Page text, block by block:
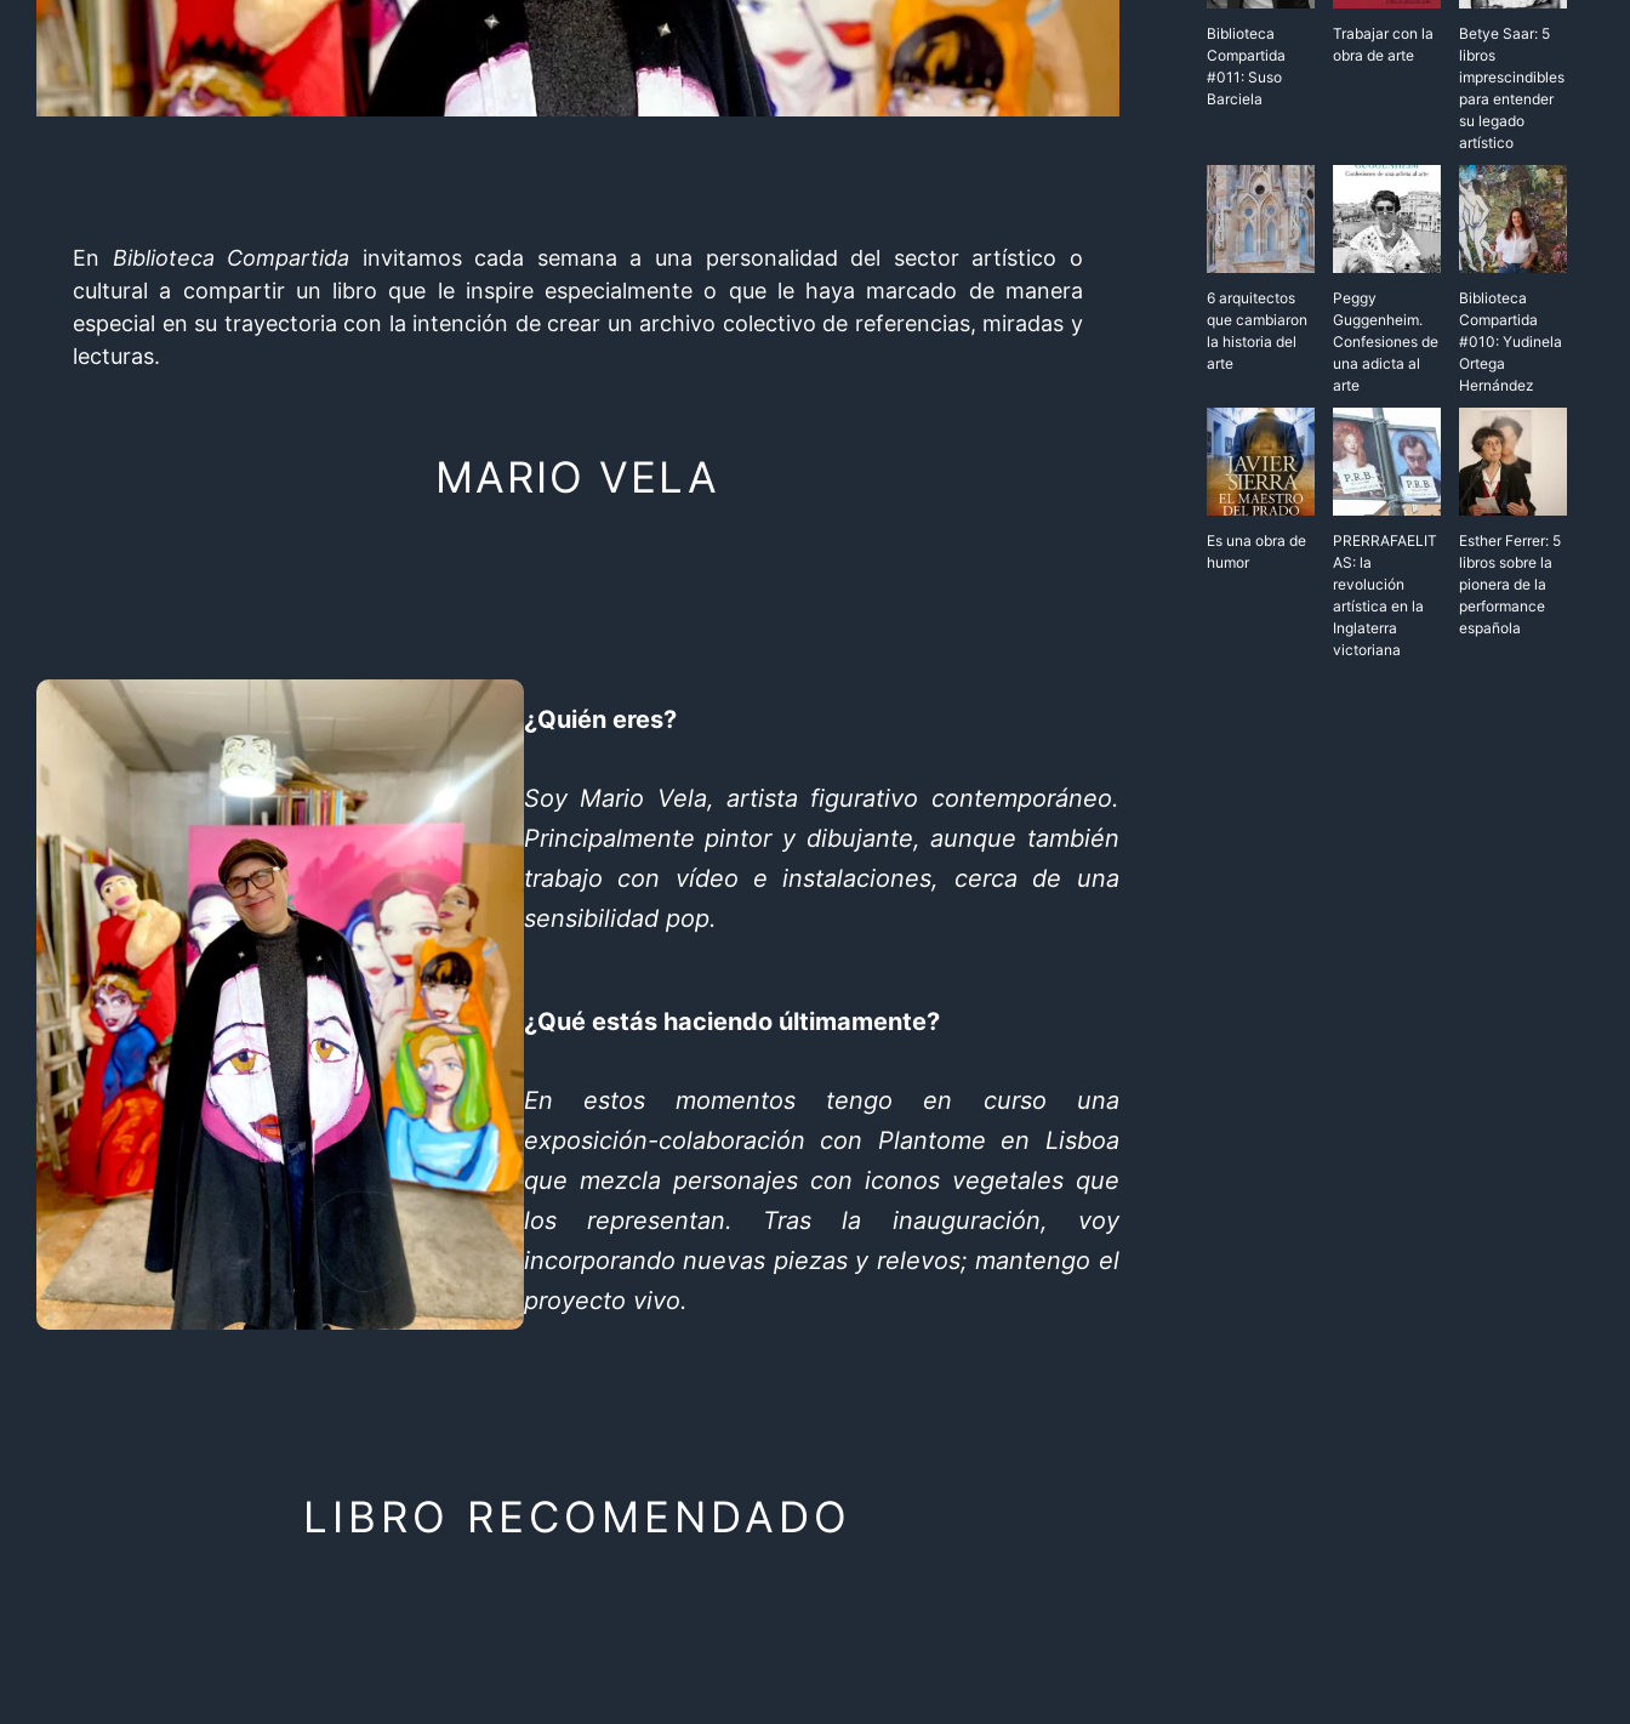
En Biblioteca Compartida invitamos cada semana a una personalidad del sector artístico o
cultural a compartir un libro que le inspire especialmente o que le haya marcado de manera
especial en su trayectoria con la intención de crear un archivo colectivo de referencias, miradas y
lecturas.
MARIO VELA
¿Quién eres?
Soy Mario Vela, artista figurativo contemporáneo.
Principalmente pintor y dibujante, aunque también
trabajo con vídeo e instalaciones, cerca de una
sensibilidad pop.
¿Qué estás haciendo últimamente?
En estos momentos tengo en curso una
exposición-colaboración con Plantome en Lisboa
que mezcla personajes con iconos vegetales que
los representan. Tras la inauguración, voy
incorporando nuevas piezas y relevos; mantengo el
proyecto vivo.
LIBRO RECOMENDADO
Biblioteca
Compartida
#011: Suso
Barciela
Trabajar con la
obra de arte
Betye Saar: 5
libros
imprescindibles
para entender
su legado
artístico
6 arquitectos
que cambiaron
la historia del
arte
Peggy
Guggenheim.
Confesiones de
una adicta al
arte
Biblioteca
Compartida
#010: Yudinela
Ortega
Hernández
Es una obra de
humor
PRERRAFAELIT
AS: la
revolución
artística en la
Inglaterra
victoriana
Esther Ferrer: 5
libros sobre la
pionera de la
performance
española